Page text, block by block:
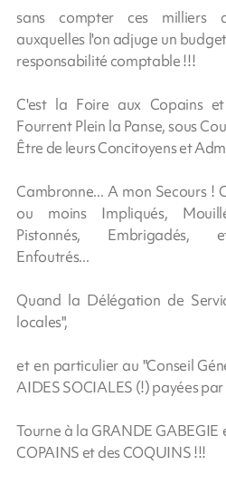
sans compter ces milliers
auxquelles l'on adjuge un
responsabilité comptable !!!
C'est la Foire aux Copains
Fourrent Plein la Panse, sous
Être de leurs Concitoyens et
Cambronne... A mon Secours !
ou moins Impliqués,
Pistonnés, Embrigadés,
Enfoutrés...
Quand la Délégation de
locales",
et en particulier au "Conseil
AIDES SOCIALES (!) payées
Tourne à la GRANDE GABEGIE
COPAINS et des COQUINS !!!